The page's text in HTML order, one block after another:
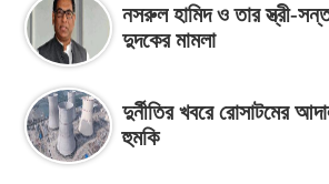
নসরুল হামিদ ও তার স্ত্রী-
দুদকের মামলা
দুর্নীতির খবরে রোসাটমের
হুমকি